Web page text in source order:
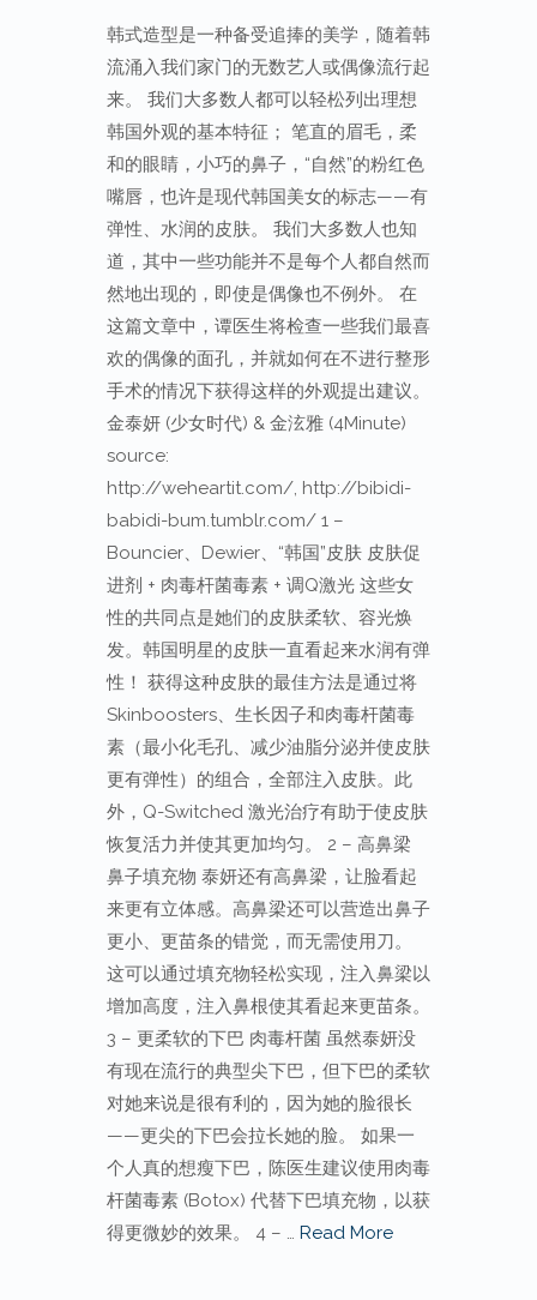
韩式造型是一种备受追捧的美学，随着韩
流涌入我们家门的无数艺人或偶像流行起
来。 我们大多数人都可以轻松列出理想
韩国外观的基本特征； 笔直的眉毛，柔
和的眼睛，小巧的鼻子，“自然”的粉红色
嘴唇，也许是现代韩国美女的标志——有
弹性、水润的皮肤。 我们大多数人也知
道，其中一些功能并不是每个人都自然而
然地出现的，即使是偶像也不例外。 在
这篇文章中，谭医生将检查一些我们最喜
欢的偶像的面孔，并就如何在不进行整形
手术的情况下获得这样的外观提出建议。
金泰妍 (少女时代) & 金泫雅 (4Minute)
source:
http://weheartit.com/, http://bibidi-
babidi-bum.tumblr.com/ 1 –
Bouncier、Dewier、“韩国”皮肤 皮肤促
进剂 + 肉毒杆菌毒素 + 调Q激光 这些女
性的共同点是她们的皮肤柔软、容光焕
发。韩国明星的皮肤一直看起来水润有弹
性！ 获得这种皮肤的最佳方法是通过将
Skinboosters、生长因子和肉毒杆菌毒
素（最小化毛孔、减少油脂分泌并使皮肤
更有弹性）的组合，全部注入皮肤。此
外，Q-Switched 激光治疗有助于使皮肤
恢复活力并使其更加均匀。 2 – 高鼻梁
鼻子填充物 泰妍还有高鼻梁，让脸看起
来更有立体感。高鼻梁还可以营造出鼻子
更小、更苗条的错觉，而无需使用刀。
这可以通过填充物轻松实现，注入鼻梁以
增加高度，注入鼻根使其看起来更苗条。
3 – 更柔软的下巴 肉毒杆菌 虽然泰妍没
有现在流行的典型尖下巴，但下巴的柔软
对她来说是很有利的，因为她的脸很长
——更尖的下巴会拉长她的脸。 如果一
个人真的想瘦下巴，陈医生建议使用肉毒
杆菌毒素 (Botox) 代替下巴填充物，以获
得更微妙的效果。 4 – … Read More